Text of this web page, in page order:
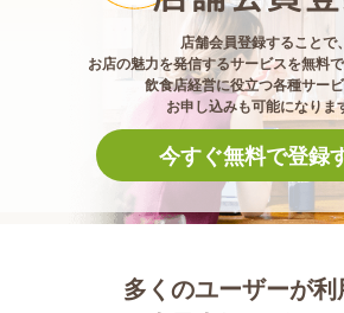
店舗会員登録することで、
お店の魅力を発信するサービスを無料で
飲食店経営に役立つ各種サー
お申し込みも可能になりま
今すぐ無料で登録
多くのユーザーが利